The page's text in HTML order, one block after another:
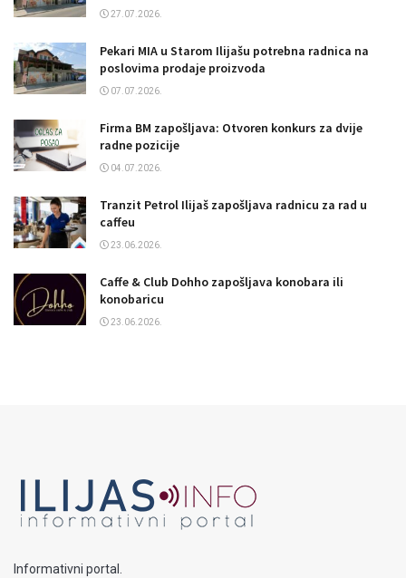
27.07.2026.
Pekari MIA u Starom Ilijašu potrebna radnica na
poslovima prodaje proizvoda
07.07.2026.
Firma BM zapošljava: Otvoren konkurs za dvije
radne pozicije
04.07.2026.
Tranzit Petrol Ilijaš zapošljava radnicu za rad u
caffeu
23.06.2026.
Caffe & Club Dohho zapošljava konobara ili
konobaricu
23.06.2026.
Informativni portal.